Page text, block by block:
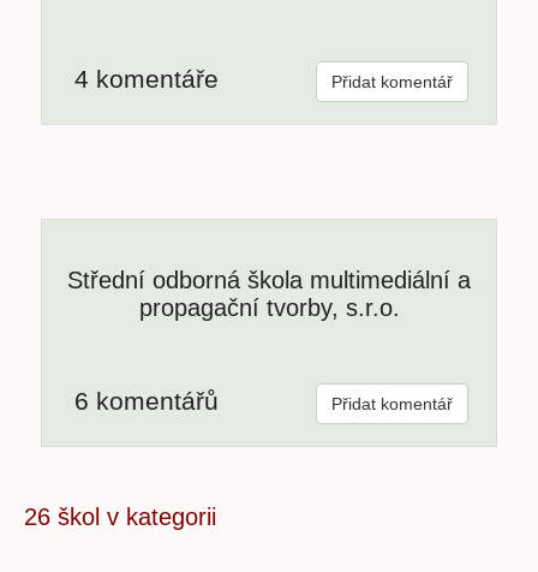
4 komentáře Přidat komentář
Střední odborná škola multimediální a
propagační tvorby, s.r.o.
6 komentářů Přidat komentář
26 škol v kategorii